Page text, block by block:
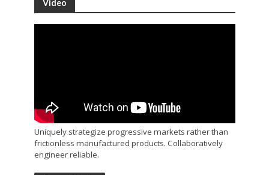
Video
Uniquely strategize progressive markets rather than
frictionless manufactured products. Collaboratively
engineer reliable.